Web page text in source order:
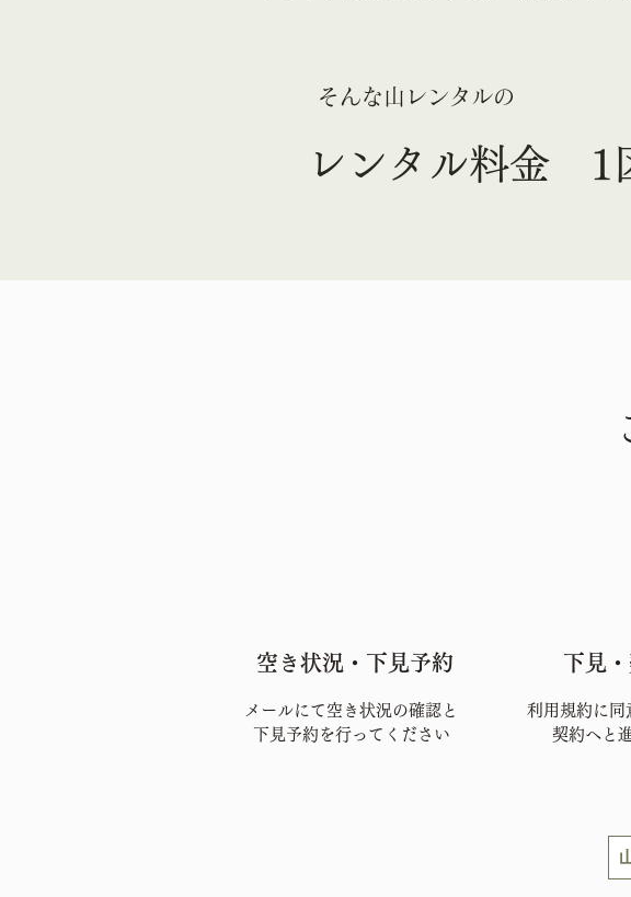
レンタル料金
そんな山レンタルの
​空き状況・下見予約
メールにて空き状況の確認と
​下見予約を行ってください
下見
利用規約に同
契約へと